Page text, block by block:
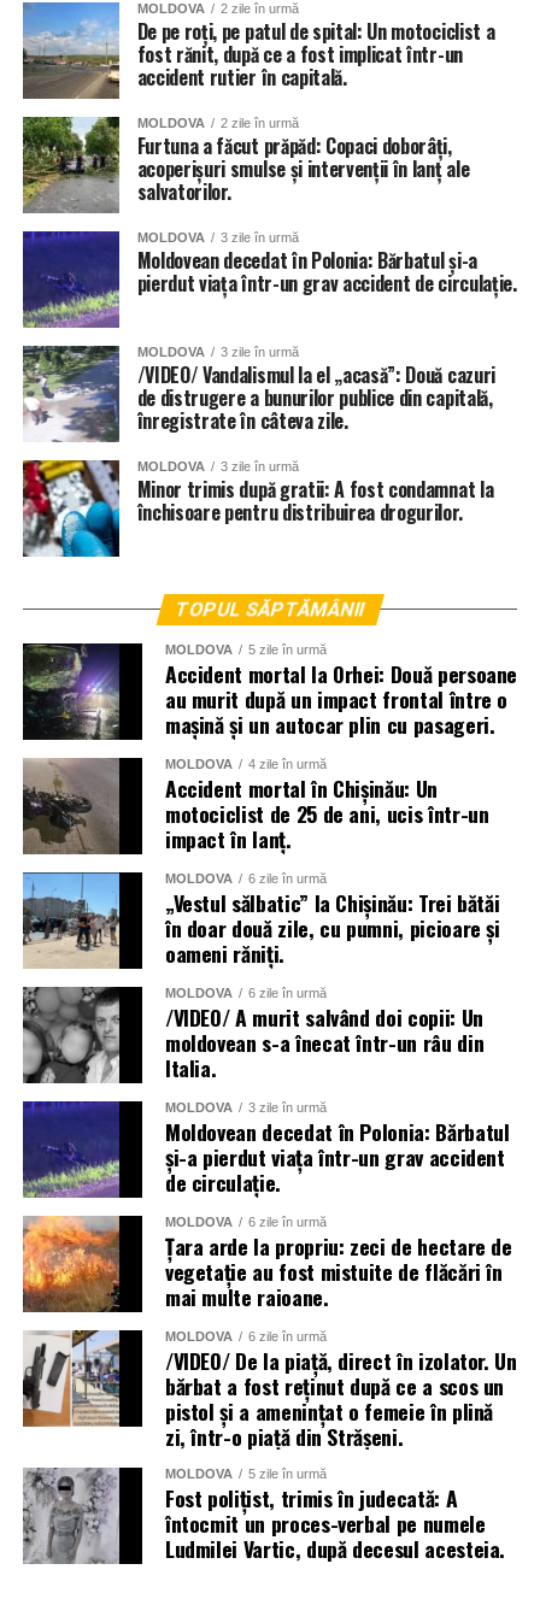
grădinițe din sectoarele Botanica, Buiucani, Centru și
Râșcani. Totuși autoritățile dau asigurări că situația va fi
remediată în cel mai scurt timp.
Inundat a fost și teatrul de Operă și Balet Maria Bieșu, sub
presiunea apei de pe acoperiș, au cedat două țevi.
Inundate au fost și trecerile subterane de pietoni, dar și
parcările amenajate în subsolurile blocurilor locative.
aproape două mii de angajați ai Ministerului Afacerilor
Interne, dar și toate serviciile specializate de nivel local,
raional și național.
Menționăm că meteorologii prognozează vreme instabilă
și pentru următoarele zile.
MOLDOVA 2 zile în urmă
De pe roți, pe patul de spital: Un motociclist a
fost rănit, după ce a fost implicat într-un
accident rutier în capitală.
MOLDOVA 2 zile în urmă
Furtuna a făcut prăpăd: Copaci doborâți,
acoperișuri smulse și intervenții în lanț ale
salvatorilor.
MOLDOVA 3 zile în urmă
Moldovean decedat în Polonia: Bărbatul și-a
pierdut viața într-un grav accident de circulație.
MOLDOVA 3 zile în urmă
/VIDEO/ Vandalismul la el „acasă”: Două cazuri
de distrugere a bunurilor publice din capitală,
înregistrate în câteva zile.
MOLDOVA 3 zile în urmă
Minor trimis după gratii: A fost condamnat la
închisoare pentru distribuirea drogurilor.
TOPUL SĂPTĂMÂNII
MOLDOVA 5 zile în urmă
Accident mortal la Orhei: Două persoane
au murit după un impact frontal între o
mașină și un autocar plin cu pasageri.
MOLDOVA 4 zile în urmă
Accident mortal în Chișinău: Un
motociclist de 25 de ani, ucis într-un
impact în lanț.
MOLDOVA 6 zile în urmă
„Vestul sălbatic” la Chișinău: Trei bătăi
în doar două zile, cu pumni, picioare și
oameni răniți.
MOLDOVA 6 zile în urmă
/VIDEO/ A murit salvând doi copii: Un
moldovean s-a înecat într-un râu din
Italia.
MOLDOVA 3 zile în urmă
Moldovean decedat în Polonia: Bărbatul
și-a pierdut viața într-un grav accident
de circulație.
MOLDOVA 6 zile în urmă
Țara arde la propriu: zeci de hectare de
vegetație au fost mistuite de flăcări în
mai multe raioane.
MOLDOVA 6 zile în urmă
/VIDEO/ De la piață, direct în izolator. Un
bărbat a fost reținut după ce a scos un
pistol și a amenințat o femeie în plină
zi, într-o piață din Strășeni.
MOLDOVA 5 zile în urmă
Fost polițist, trimis în judecată: A
întocmit un proces-verbal pe numele
Ludmilei Vartic, după decesul acesteia.